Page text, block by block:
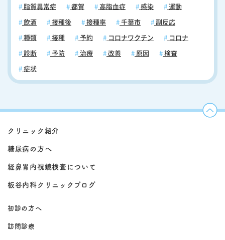
脂質異常症 都賀 高脂血症 感染 運動
飲酒 接種後 接種率 千葉市 副反応
種類 接種 予約 コロナワクチン コロナ
診断 予防 治療 改善 原因 検査
症状
クリニック紹介
糖尿病の方へ
経鼻胃内視鏡検査について
板谷内科クリニックブログ
初診の方へ
訪問診療